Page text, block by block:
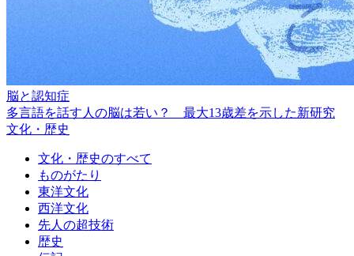
脳と認知症
多言語を話す人の脳は若い？ 最大13歳差を示した新研究
文化・歴史
文化・歴史のすべて
ものがたり
東洋文化
西洋文化
先人の超技術
歴史